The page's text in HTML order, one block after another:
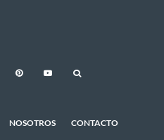
NOSOTROS CONTACTO